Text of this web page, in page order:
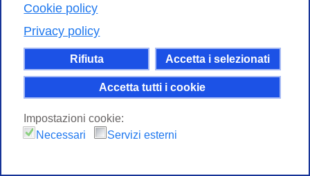
Cookie policy
Privacy policy
Rifiuta Accetta i selezionati
Accetta tutti i cookie
Impostazioni cookie:
Necessari
Servizi esterni